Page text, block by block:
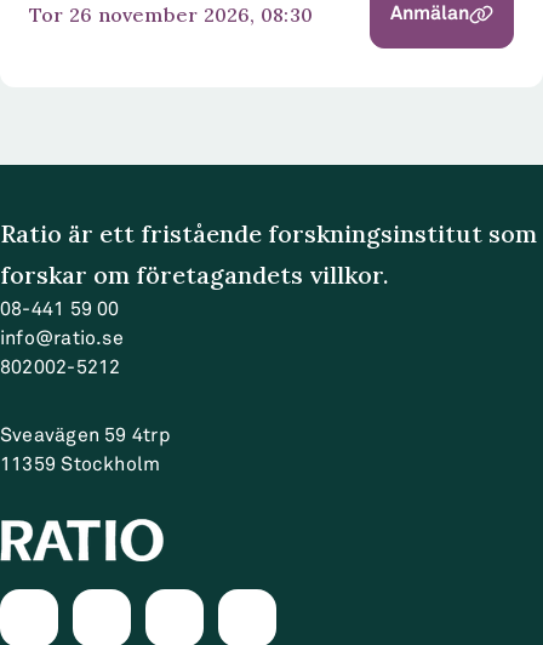
tor 26 november 2026, 08:30 Anmälan
Ratio är ett fristående forskningsinstitut som
forskar om företagandets villkor.
08-441 59 00
info@ratio.se
802002-5212
Sveavägen 59 4trp
11359 Stockholm